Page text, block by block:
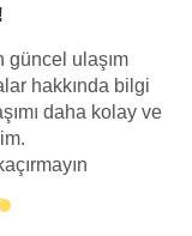
güncel ulaşım
hakkında bilgi
daha kolay ve